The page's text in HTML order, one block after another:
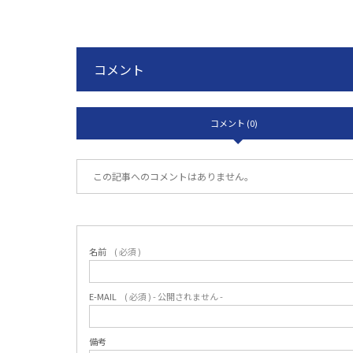
コメント
コメント (0)
この記事へのコメントはありません。
名前 ( 必須 )
E-MAIL ( 必須 ) - 公開されません -
備考